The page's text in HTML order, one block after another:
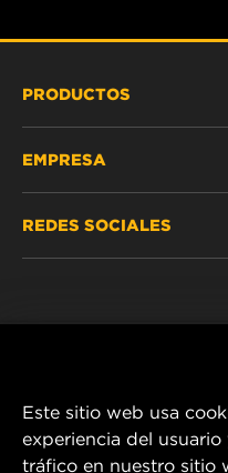
PRODUCTOS
VEHÍCULOS LIVIANOS
EMPRESA
REDES SOCIALES
Este sitio web usa
experiencia del
tráfico en nuestro sitio